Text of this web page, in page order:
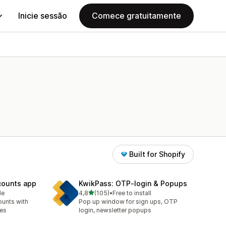
Inicie sessão Comece gratuitamente
Built for Shopify
app
with
KwikPass: OTP‑login & Popups
4,8de 5 estrelas
(105)
105 total de avaliações
•Free to install
Pop up window for sign ups, OTP
login, newsletter popups